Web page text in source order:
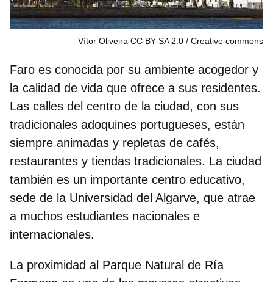
Vítor Oliveira CC BY-SA 2.0 Creative commons
Faro es conocida por su ambiente acogedor y
la calidad de vida que ofrece a sus residentes.
Las calles del centro de la ciudad, con sus
tradicionales adoquines portugueses, están
siempre animadas y repletas de cafés,
restaurantes y tiendas tradicionales. La ciudad
también es un importante centro educativo,
sede de la Universidad del Algarve, que atrae
a muchos estudiantes nacionales e
internacionales.
La proximidad al Parque Natural de Ría